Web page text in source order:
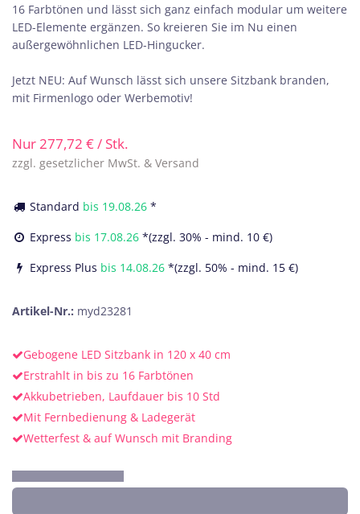
16 Farbtönen und lässt sich ganz einfach modular um weitere
LED-Elemente ergänzen. So kreieren Sie im Nu einen
außergewöhnlichen LED-Hingucker.
Jetzt NEU: Auf Wunsch lässt sich unsere Sitzbank branden,
mit Firmenlogo oder Werbemotiv!
Nur277,72 €/ Stk.
zzgl. gesetzlicher MwSt. & Versand
Standard bis 19.08.26 *
Express bis 17.08.26 *(zzgl. 30% - mind. 10 €)
Express Plus bis 14.08.26 *(zzgl. 50% - mind. 15 €)
Artikel-Nr.: myd23281
Gebogene LED Sitzbank in 120 x 40 cm
Erstrahlt in bis zu 16 Farbtönen
Akkubetrieben, Laufdauer bis 10 Std
Mit Fernbedienung & Ladegerät
Wetterfest & auf Wunsch mit Branding